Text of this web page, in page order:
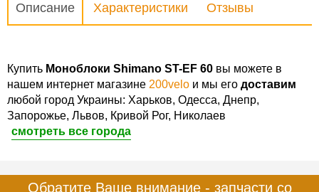
Описание Характеристики Отзывы
Купить Моноблоки Shimano ST-EF 60 вы можете в
нашем интернет магазине 200velo и мы его доставим
любой город Украины: Харьков, Одесса, Днепр,
Запорожье, Львов, Кривой Рог, Николаев
смотреть все города
Обратите Ваше внимание - запчасти со